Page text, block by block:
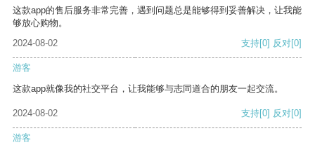
这款app的售后服务非常完善，遇到问题总是能够得到妥善解决，让我能
够放心购物。
2024-08-02
支持[0] 反对[0]
游客
这款app就像我的社交平台，让我能够与志同道合的朋友一起交流。
2024-08-02 支持[0] 反对[0]
游客